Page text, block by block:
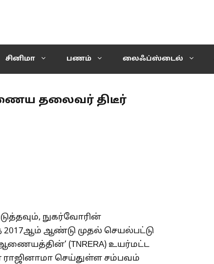
சினிமா பணம் லைஃப்ஸ்டைல்
தலைவர் திடீர்
நுகர்வோரின்
2017ஆம் ஆண்டு முதல் செயல்பட்டு
(TNRERA) உயர்மட்ட
ராஜினாமா செய்துள்ள சம்பவம்